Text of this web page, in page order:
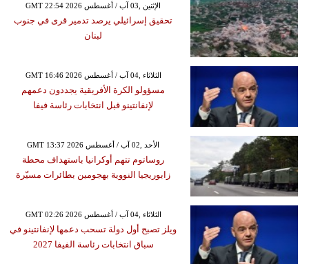
GMT 22:54 2026 الإثنين ,03 آب / أغسطس
تحقيق إسرائيلي يرصد تدمير قرى في جنوب
لبنان
GMT 16:46 2026 الثلاثاء ,04 آب / أغسطس
مسؤولو الكرة الأفريقية يجددون دعمهم
لإنفانتينو قبل انتخابات رئاسة فيفا
GMT 13:37 2026 الأحد ,02 آب / أغسطس
روساتوم تتهم أوكرانيا باستهداف محطة
زابوريجيا النووية بهجومين بطائرات مسيّرة
GMT 02:26 2026 الثلاثاء ,04 آب / أغسطس
ويلز تصبح أول دولة تسحب دعمها لإنفانتينو في
سباق انتخابات رئاسة الفيفا 2027